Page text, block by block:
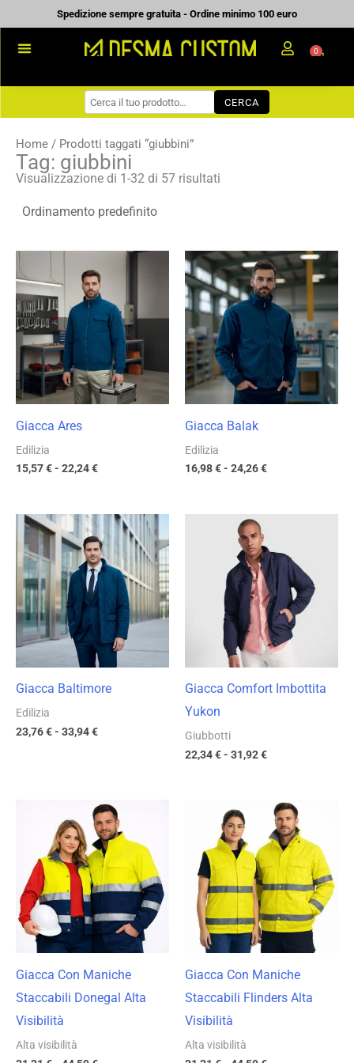
al
contenuto
Spedizione sempre gratuita - Ordine minimo 100 euro
WORKWEAR
COME ORDINARE
PREVENTIVI
0
CERCA
Home / Prodotti taggati “giubbini”
Tag: giubbini
Visualizzazione di 1-32 di 57 risultati
Giacca Ares
Edilizia
15,57€- 22,24€
Fascia
di
prezzo:
da
15,57 €
22,24 €
Giacca Balak
Edilizia
16,98€- 24,26€
Fascia
di
prezzo:
da
16,98 €
a
24,26 €
Giacca Baltimore
Edilizia
23,76€- 33,94€
Fascia
di
prezzo:
da
23,76 €
a
33,94 €
Giacca Comfort Imbottita
Yukon
Giubbotti
22,34€- 31,92€
prezzo:
da
22,34 €
a
31,92 €
Giacca Con Maniche
Staccabili Donegal Alta
Visibilità
Alta visibilità
Fascia
di
prezzo:
da
31,21 €
44,59 €
Giacca Con Maniche
Staccabili Flinders Alta
Visibilità
Alta visibilità
Fascia
di
prezzo:
da
31,21 €
a
44,59 €